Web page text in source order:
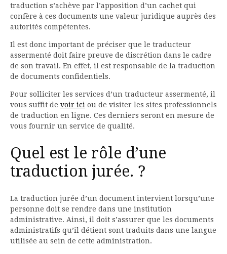
traduction s’achève par l’apposition d’un cachet qui
confère à ces documents une valeur juridique auprès des
autorités compétentes.
Il est donc important de préciser que le traducteur
assermenté doit faire preuve de discrétion dans le cadre
de son travail. En effet, il est responsable de la traduction
de documents confidentiels.
Pour solliciter les services d’un traducteur assermenté, il
vous suffit de voir ici ou de visiter les sites professionnels
de traduction en ligne. Ces derniers seront en mesure de
vous fournir un service de qualité.
Quel est le rôle d’une
traduction jurée. ?
La traduction jurée d’un document intervient lorsqu’une
personne doit se rendre dans une institution
administrative. Ainsi, il doit s’assurer que les documents
administratifs qu’il détient sont traduits dans une langue
utilisée au sein de cette administration.